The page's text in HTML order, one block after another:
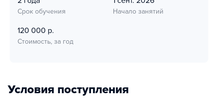
Срок обучения Начало занятий
120 000 р.
Стоимость, за год
Условия поступления